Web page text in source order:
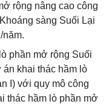
rộng nâng cao công
sàng Suối Lại
năm.
phần mở rộng Suối
án khai thác hầm lò
I) với quy mô công
thác hầm lò phần mở